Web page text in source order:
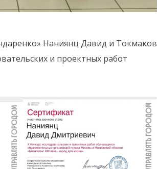
Наниянц Давид и Токмаков
и проектных работ